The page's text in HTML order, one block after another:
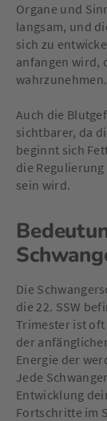
Organe und
langsam, und
sich zu
anfangen wird,
wahrzunehmen.
Auch die
sichtbarer, da
beginnt sich
die
sein wird.
Die
die 22. SSW
Trimester ist
der
Energie der
Jede
Entwicklung
Fortschritte im